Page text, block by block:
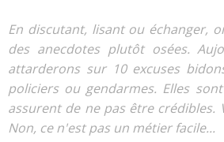
En discutant, lisant ou échanger,
des anecdotes plutôt osées.
attarderons sur 10 excuses
policiers ou gendarmes. Elles
assurent de ne pas être crédibles.
Non, ce n'est pas un métier facile...